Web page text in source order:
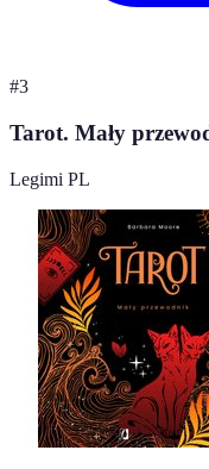
#3
Tarot. Mały
Legimi PL